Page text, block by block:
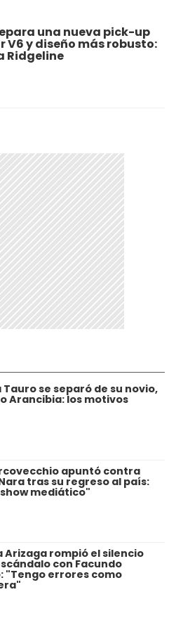
una nueva pick-up
V6 y diseño más robusto:
Ridgeline
Tauro se separó de su novio,
Arancibia: los motivos
apuntó contra
tras su regreso al país:
mediático"
Arizaga rompió el silencio
con Facundo
"Tengo errores como